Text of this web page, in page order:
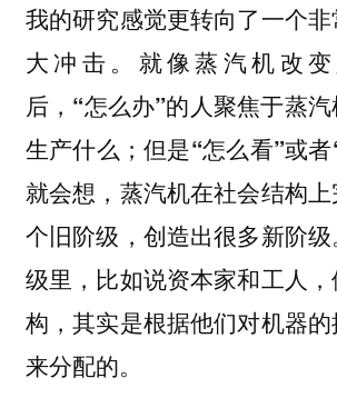
我的研究感觉更转向了一个
大冲击。 就像蒸汽机改
后，“怎么办”的人聚焦于蒸
生产什么；但是“怎么看”或
就会想，蒸汽机在社会结构
个旧阶级，创造出很多新阶
级里，比如说资本家和工人
构，其实是根据他们对机器
来分配的。